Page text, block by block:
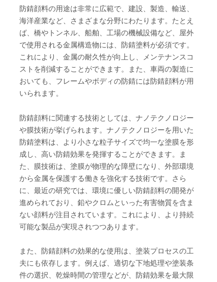
防錆顔料の用途は非常に広範で、建設、製造、輸送、
海洋産業など、さまざまな分野にわたります。たとえ
ば、橋やトンネル、船舶、工場の機械設備など、屋外
で使用される金属構造物には、防錆塗料が必須です。
これにより、金属の耐久性が向上し、メンテナンスコ
ストを削減することができます。また、車両の製造に
おいても、フレームやボディの防錆には防錆顔料が用
いられます。
防錆顔料に関連する技術としては、ナノテクノロジー
や膜技術が挙げられます。ナノテクノロジーを用いた
防錆塗料は、より小さな粒子サイズで均一な塗膜を形
成し、高い防錆効果を発揮することができます。ま
た、膜技術は、塗膜が物理的な障壁になり、外部環境
から金属を保護する働きを強化する技術です。さら
に、最近の研究では、環境に優しい防錆顔料の開発が
進められており、鉛やクロムといった有害物質を含ま
ない顔料が注目されています。これにより、より持続
可能な製品が実現されつつあります。
また、防錆顔料の効果的な使用は、塗装プロセスの工
夫にも依存します。例えば、適切な下地処理や塗装条
件の選択、乾燥時間の管理などが、防錆効果を最大限